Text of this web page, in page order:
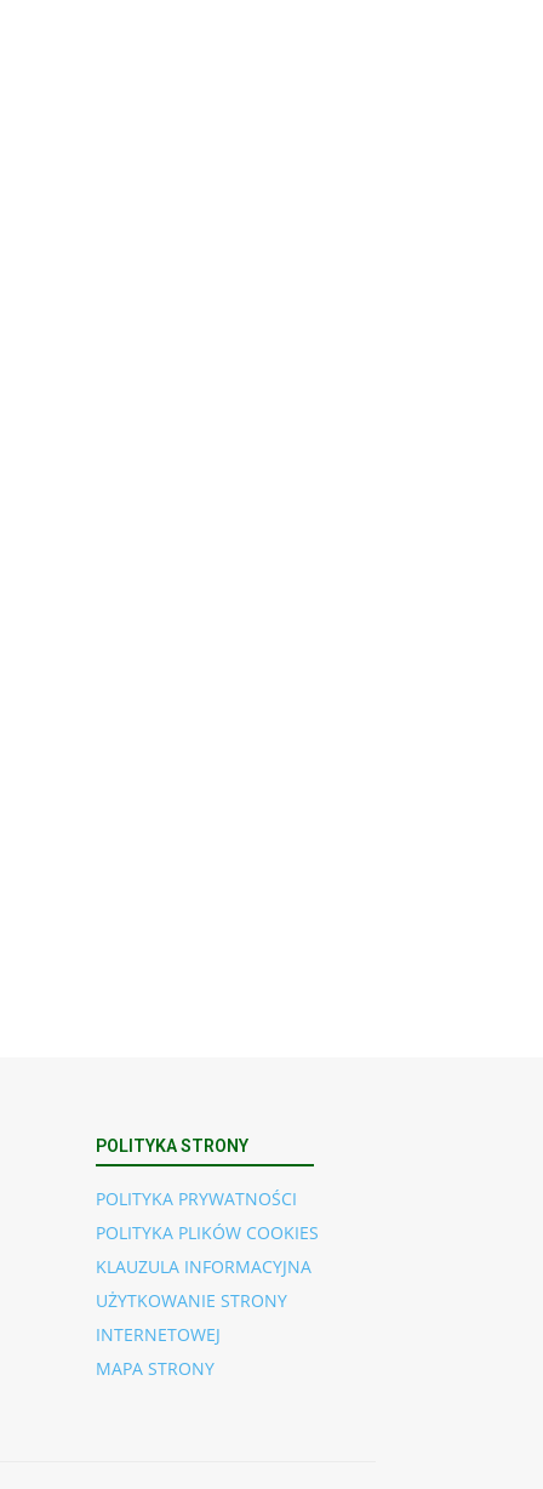
POLITYKA STRONY
POLITYKA PRYWATNOŚCI
POLITYKA PLIKÓW COOKIES
KLAUZULA INFORMACYJNA
UŻYTKOWANIE STRONY
INTERNETOWEJ
MAPA STRONY